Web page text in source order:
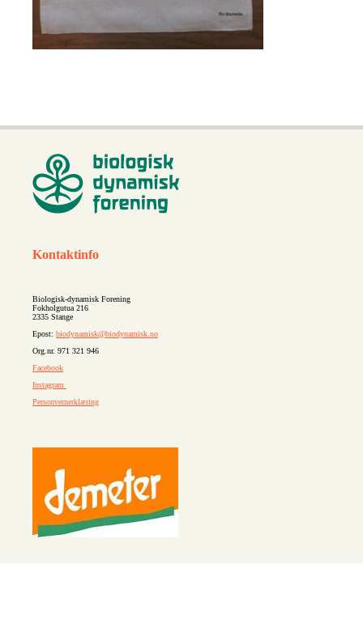
Kontaktinfo
Biologisk-dynamisk Forening
Fokholgutua 216
2335 Stange
Epost: biodynamisk@biodynamisk.no
Org.nr. 971 321 946
Facebook
Instagram
Personvernerklæring